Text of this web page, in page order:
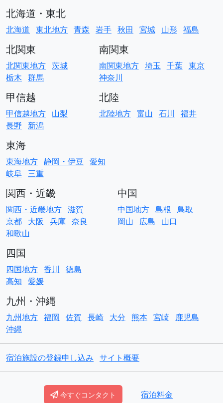
今すぐコンタクト 宿泊料金
北海道・東北
北海道 東北地方 青森 岩手 秋田 宮城 山形 福島
北関東
北関東地方 茨城
栃木 群馬
南関東
南関東地方 埼玉 千葉 東京
神奈川
甲信越
甲信越地方 山梨
長野
新潟
北陸
北陸地方 富山 石川 福井
東海
東海地方 静岡・伊豆 愛知
岐阜 三重
関西・近畿
関西・近畿地方 滋賀
京都 大阪 兵庫 奈良
和歌山
中国
中国地方 島根 鳥取
岡山
広島 山口
四国
四国地方 香川
徳島
高知 愛媛
九州・沖縄
九州地方 福岡 佐賀 長崎 大分 熊本 宮崎
鹿児島
沖縄
宿泊施設の登録申し込み サイト概要
© CopyrightACO貸別荘コテージ